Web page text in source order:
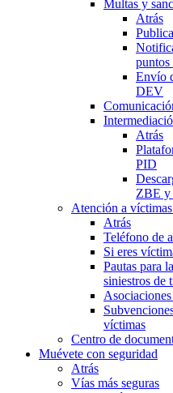
Multas y
Atrás
Envío
DEV
Atrás
PID
ZBE
Atención a
Atrás
Teléfono de
Si eres
Pautas para
siniestros de
víctimas
Centro de
Muévete con seguridad
Atrás
Vías más seguras